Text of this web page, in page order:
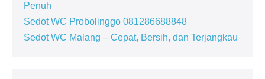
Penuh
Sedot WC Probolinggo 081286688848
Sedot WC Malang – Cepat, Bersih, dan Terjangkau